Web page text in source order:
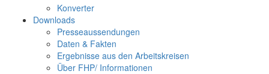
Konverter
Downloads
Presseaussendungen
Daten & Fakten
Ergebnisse aus den Arbeitskreisen
Über FHP/ Informationen